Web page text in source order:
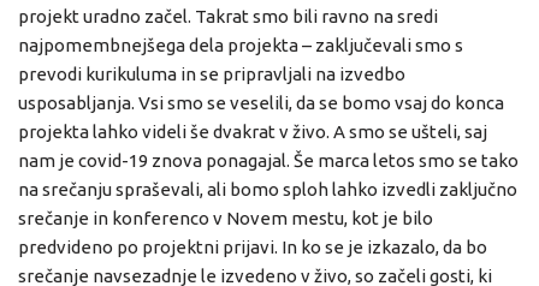
projekt uradno začel. Takrat smo bili ravno na sredi
najpomembnejšega dela projekta – zaključevali smo s
prevodi kurikuluma in se pripravljali na izvedbo
usposabljanja. Vsi smo se veselili, da se bomo vsaj do konca
projekta lahko videli še dvakrat v živo. A smo se ušteli, saj
nam je covid-19 znova ponagajal. Še marca letos smo se tako
na srečanju spraševali, ali bomo sploh lahko izvedli zaključno
srečanje in konferenco v Novem mestu, kot je bilo
predvideno po projektni prijavi. In ko se je izkazalo, da bo
srečanje navsezadnje le izvedeno v živo, so začeli gosti, ki